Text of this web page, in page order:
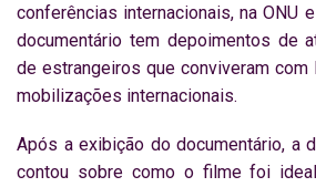
conferências internacionais, na ONU
documentário tem depoimentos de
de estrangeiros que conviveram com
mobilizações internacionais.
Após a exibição do documentário, a
contou sobre como o filme foi